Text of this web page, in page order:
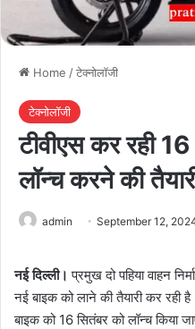
Home /टेक्नोलॉजी
टेक्नोलॉजी
टीवीएस कर रही
लॉन्‍च करने की
admin September 12,
नई दिल्‍ली। प्रमुख दो पहिया वाहन
नई बाइक को लाने की तैयारी कर रही
बाइक को 16 सितंबर को लॉन्‍च किया